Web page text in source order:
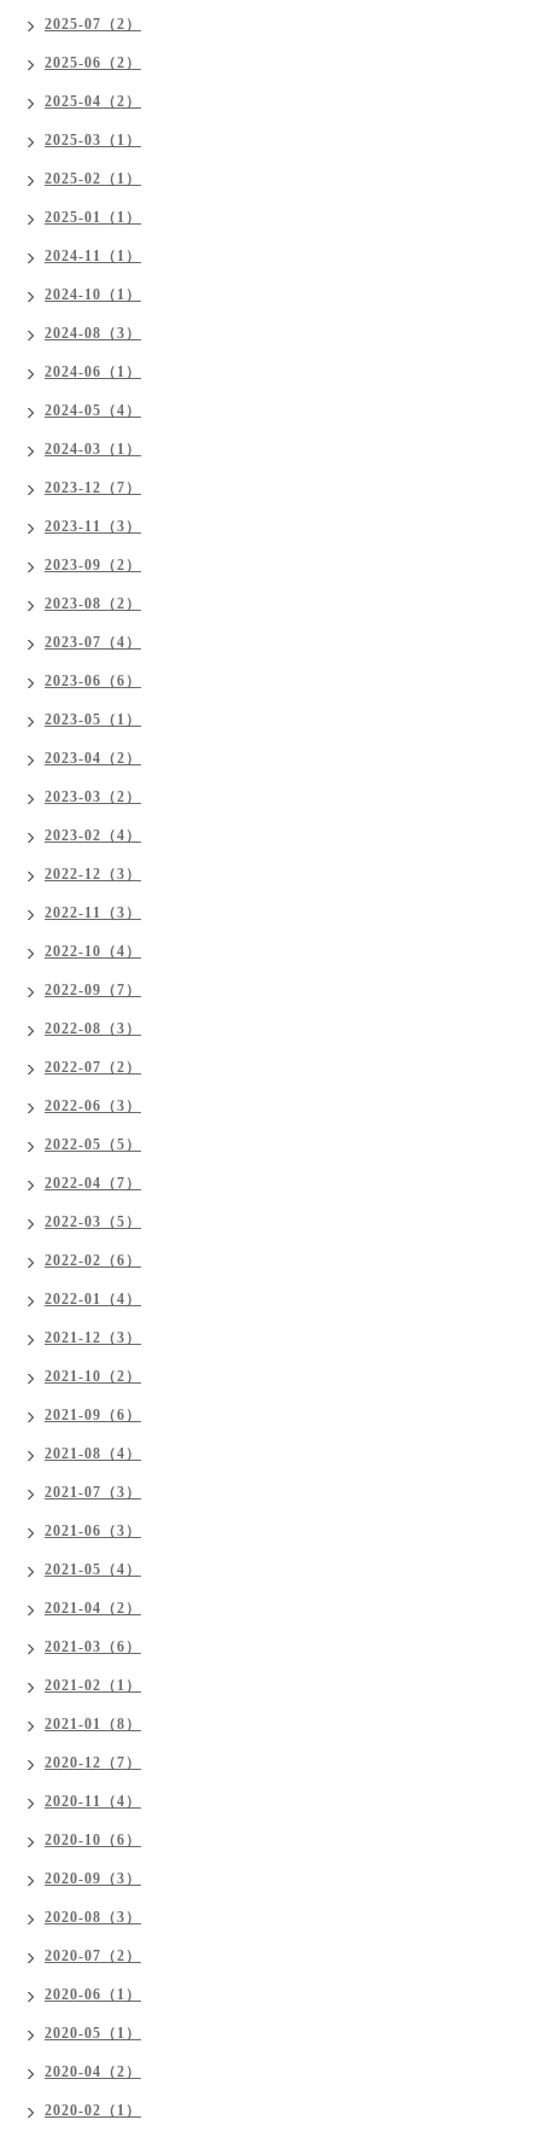
2025-07（2）
2025-06（2）
2025-04（2）
2025-03（1）
2025-02（1）
2025-01（1）
2024-11（1）
2024-10（1）
2024-08（3）
2024-06（1）
2024-05（4）
2024-03（1）
2023-12（7）
2023-11（3）
2023-09（2）
2023-08（2）
2023-07（4）
2023-06（6）
2023-05（1）
2023-04（2）
2023-03（2）
2023-02（4）
2022-12（3）
2022-11（3）
2022-10（4）
2022-09（7）
2022-08（3）
2022-07（2）
2022-06（3）
2022-05（5）
2022-04（7）
2022-03（5）
2022-02（6）
2022-01（4）
2021-12（3）
2021-10（2）
2021-09（6）
2021-08（4）
2021-07（3）
2021-06（3）
2021-05（4）
2021-04（2）
2021-03（6）
2021-02（1）
2021-01（8）
2020-12（7）
2020-11（4）
2020-10（6）
2020-09（3）
2020-08（3）
2020-07（2）
2020-06（1）
2020-05（1）
2020-04（2）
2020-02（1）